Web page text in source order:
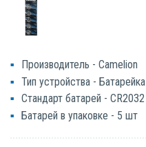
Производитель - Camelion
Тип устройства - Батарейка
Стандарт батарей - CR2032
Батарей в упаковке - 5 шт